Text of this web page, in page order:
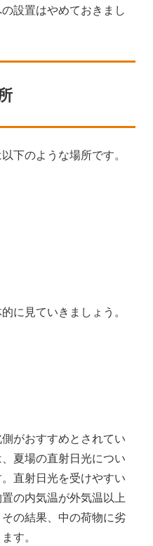
設置はやめておきまし
下のような場所です。
に見ていきましょう。
がおすすめとされてい
夏場の直射日光につい
直射日光を受けやすい
の内気温が外気温以上
の結果、中の荷物に劣
す。